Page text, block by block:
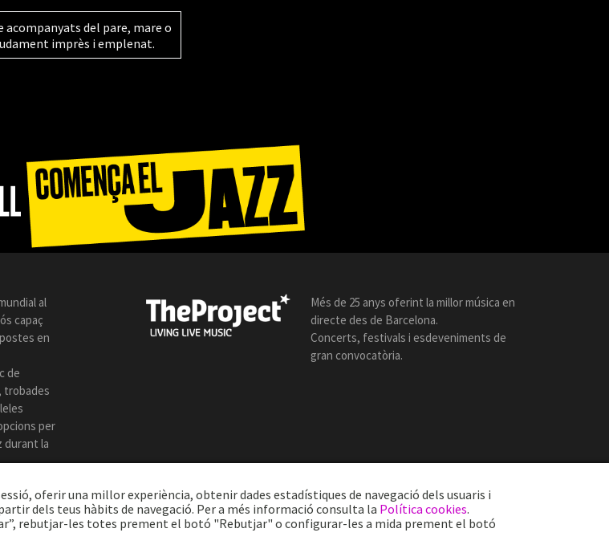
acompanyats del pare, mare o
imprès i emplenat.
al
capaç
en
de
trobades
per
durant la
Més de 25 anys oferint la millor música en
directe des de Barcelona.
Concerts, festivals i esdeveniments de
gran convocatòria.
oferir una millor experiència, obtenir dades estadístiques de navegació dels usuaris i
dels teus hàbits de navegació. Per a més informació consulta la Política cookies.
rebutjar-les totes prement el botó "Rebutjar" o configurar-les a mida prement el botó